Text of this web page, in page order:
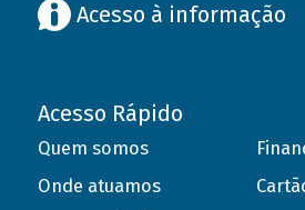
Acesso à informação
Acesso Rápido
Quem somos
Onde atuamos